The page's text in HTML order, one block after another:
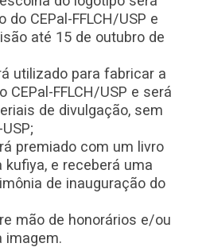
CEPal-FFLCH/USP e
até 15 de outubro de
utilizado para fabricar a
FFLCH/USP e será
de divulgação, sem
premiado com um livro
e receberá uma
de inauguração do
mão de honorários e/ou
imagem.